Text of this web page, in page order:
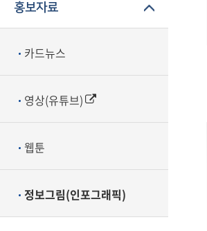
홍보자료
카드뉴스
영상(유튜브)
웹툰
정보그림(인포그래픽)